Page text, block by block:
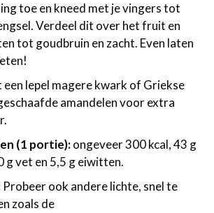
toe en kneed met je vingers tot
Verdeel dit over het fruit en
tot goudbruin en zacht. Even laten
een lepel magere kwark of Griekse
amandelen voor extra
(1 portie):ongeveer 300 kcal, 43 g
g vet en 5,5 g eiwitten.
Probeer ook andere lichte, snel te
zoals de